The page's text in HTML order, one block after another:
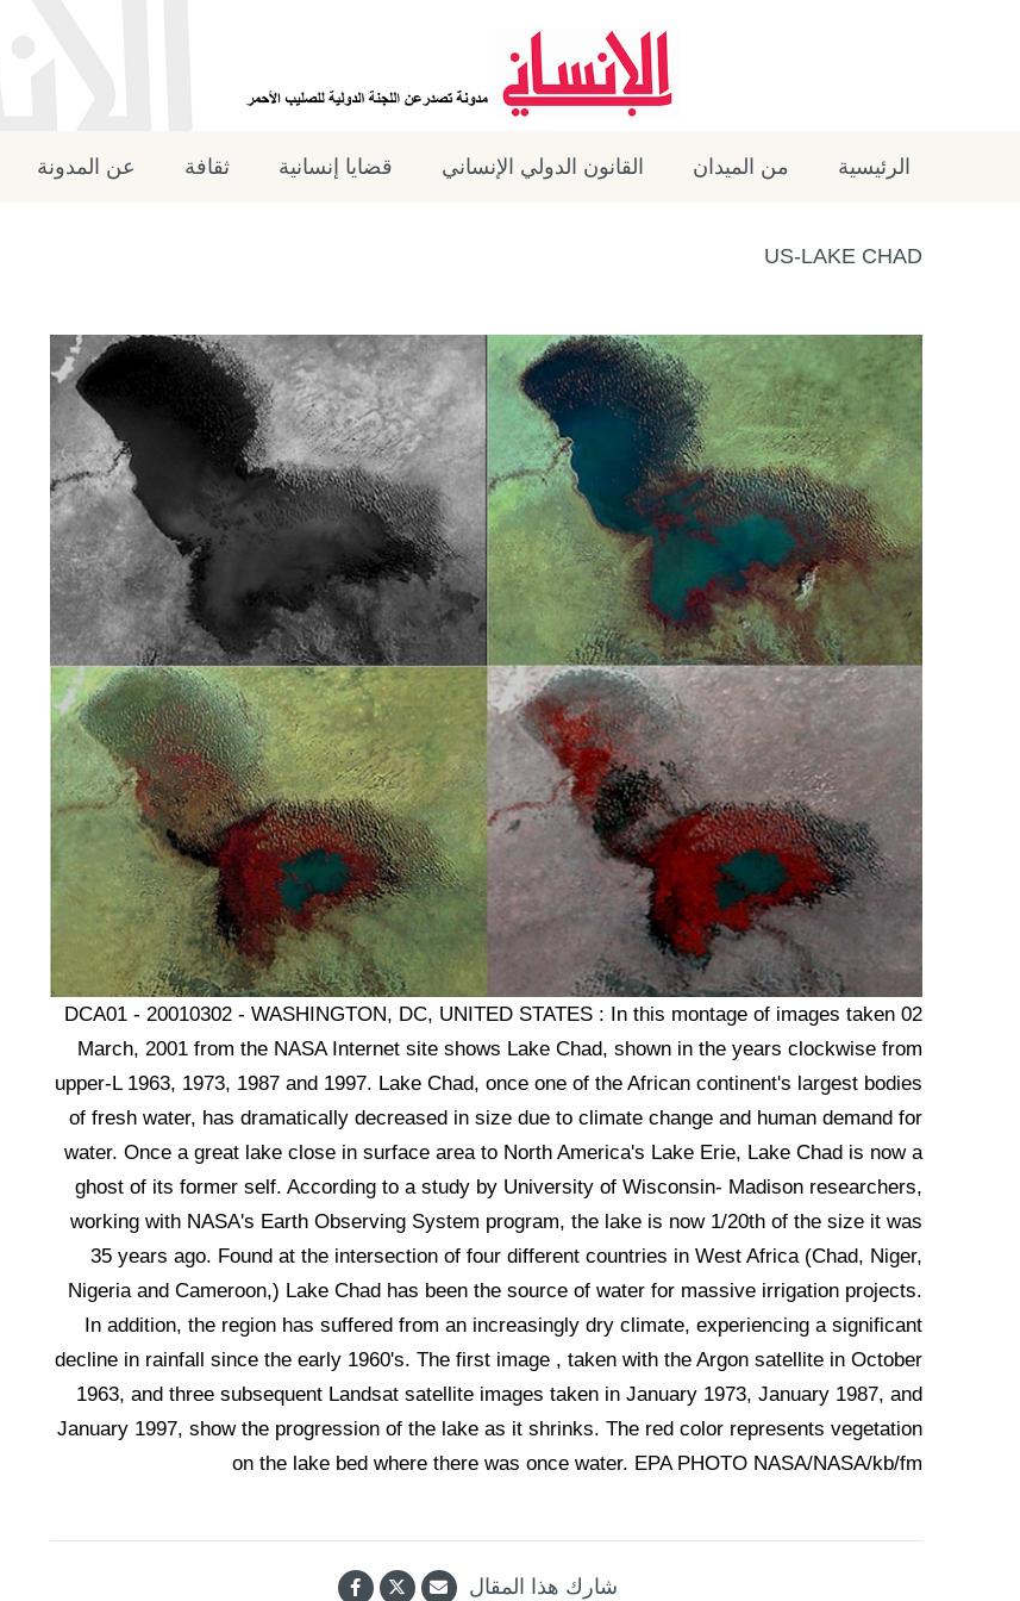
الرئيسية من الميدان القانون الدولي الإنساني قضايا إنسانية ثقافة عن المدونة
US-LAKE CHAD
DCA01 - 20010302 - WASHINGTON, DC, UNITED STATES : In this montage of images taken 02
March, 2001 from the NASA Internet site shows Lake Chad, shown in the years clockwise from
upper-L 1963, 1973, 1987 and 1997. Lake Chad, once one of the African continent's largest bodies
of fresh water, has dramatically decreased in size due to climate change and human demand for
water. Once a great lake close in surface area to North America's Lake Erie, Lake Chad is now a
ghost of its former self. According to a study by University of Wisconsin- Madison researchers,
working with NASA's Earth Observing System program, the lake is now 1/20th of the size it was
35 years ago. Found at the intersection of four different countries in West Africa (Chad, Niger,
Nigeria and Cameroon,) Lake Chad has been the source of water for massive irrigation projects.
In addition, the region has suffered from an increasingly dry climate, experiencing a significant
decline in rainfall since the early 1960's. The first image , taken with the Argon satellite in October
1963, and three subsequent Landsat satellite images taken in January 1973, January 1987, and
January 1997, show the progression of the lake as it shrinks. The red color represents vegetation
on the lake bed where there was once water. EPA PHOTO NASA/NASA/kb/fm
شارك هذا المقال